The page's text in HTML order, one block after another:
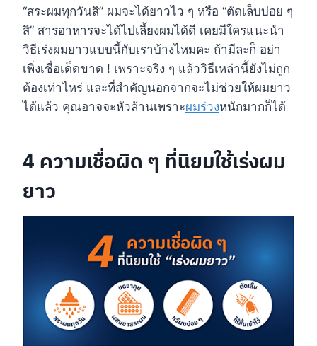
“สระผมทุกวันสิ” ผมจะได้ยาวไว ๆ หรือ “ตัดเล็บบ่อย ๆ
สิ” สารอาหารจะได้ไปเลี้ยงผมได้ดี เคยมีใครแนะนำ
วิธีเร่งผมยาวแบบนี้กับเราบ้างไหมคะ ถ้ามีละก็ อย่า
เพิ่งเชื่อเด็ดขาด ! เพราะจริง ๆ แล้ววิธีเหล่านี้ยังไม่ถูก
ต้องเท่าไหร่ และที่สำคัญนอกจากจะไม่ช่วยให้ผมยาว
ได้แล้ว คุณอาจจะหัวล้านเพราะผมร่วงหนักมากก็ได้
4 ความเชื่อผิด ๆ ที่นิยมใช้เร่งผม
ยาว